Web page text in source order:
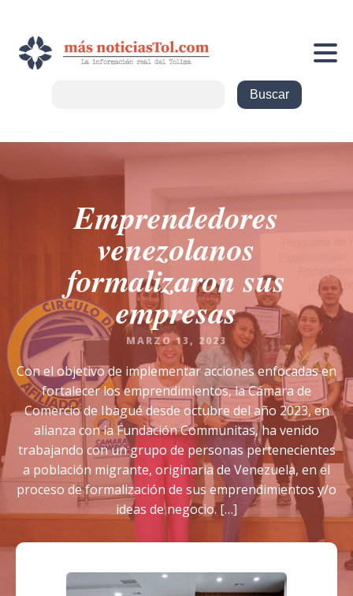
Emprendedores
venezolanos
formalizaron sus
empresas
MARZO 13, 2023
Con el objetivo de implementar acciones enfocadas en
fortalecer los emprendimientos, la Cámara de
Comercio de Ibagué desde octubre del año 2023, en
alianza con la Fundación Communitas, ha venido
trabajando con un grupo de personas pertenecientes
a población migrante, originaria de Venezuela, en el
proceso de formalización de sus emprendimientos y/o
ideas de negocio. […]